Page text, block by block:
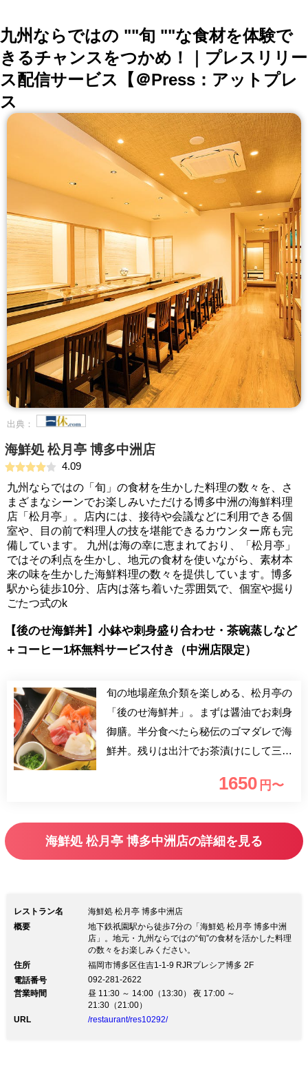
九州ならではの ""旬 ""な食材を体験で
きるチャンスをつかめ！｜プレスリリー
ス配信サービス【＠Press：アットプレ
ス
出典：
海鮮処 松月亭 博多中洲店
4.09
九州ならではの「旬」の食材を生かした料理の数々を、さ
まざまなシーンでお楽しみいただける博多中洲の海鮮料理
店「松月亭」。店内には、接待や会議などに利用できる個
室や、目の前で料理人の技を堪能できるカウンター席も完
備しています。 九州は海の幸に恵まれており、「松月亭」
ではその利点を生かし、地元の食材を使いながら、素材本
来の味を生かした海鮮料理の数々を提供しています。博多
駅から徒歩10分、店内は落ち着いた雰囲気で、個室や掘り
ごたつ式のk
【後のせ海鮮丼】小鉢や刺身盛り合わせ・茶碗蒸しなど
＋コーヒー1杯無料サービス付き（中洲店限定）
旬の地場産魚介類を楽しめる、松月亭の
「後のせ海鮮丼」。まずは醤油でお刺身
御膳。半分食べたら秘伝のゴマダレで海
鮮丼。残りは出汁でお茶漬けにして三度
1650 円〜
海鮮処 松月亭 博多中洲店の詳細を見る
レストラン名
海鮮処 松月亭 博多中洲店
概要
地下鉄祇園駅から徒歩7分の「海鮮処 松月亭 博多中洲
店」。地元・九州ならではの“旬”の食材を活かした料理
の数々をお楽しみください。
住所
福岡市博多区住吉1-1-9 RJRプレシア博多 2F
電話番号
092-281-2622
営業時間
昼 11:30 ～ 14:00（13:30） 夜 17:00 ～
21:30（21:00）
URL
/restaurant/res10292/